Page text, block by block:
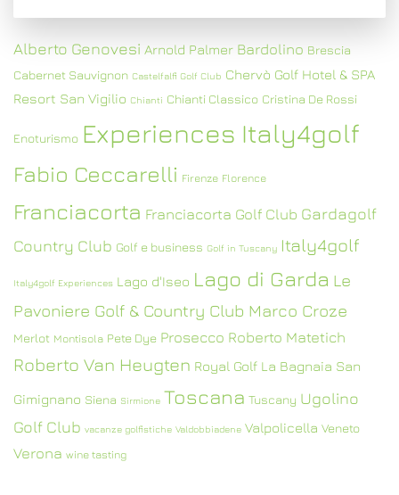
Alberto Genovesi Arnold Palmer Bardolino Brescia
Cabernet Sauvignon Castelfalfi Golf Club Chervò Golf Hotel & SPA
Resort San Vigilio Chianti Chianti Classico Cristina De Rossi
Enoturismo Experiences Italy4golf
Fabio Ceccarelli Firenze Florence
Franciacorta Franciacorta Golf Club Gardagolf
Country Club Golf e business Golf in Tuscany Italy4golf
Italy4golf Experiences Lago d'Iseo Lago di Garda Le
Pavoniere Golf & Country Club Marco Croze
Merlot Montisola Pete Dye Prosecco Roberto Matetich
Roberto Van Heugten Royal Golf La Bagnaia San
Gimignano Siena Sirmione Toscana Tuscany Ugolino
Golf Club vacanze golfistiche Valdobbiadene Valpolicella Veneto
Verona wine tasting